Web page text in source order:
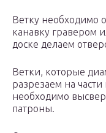
Ветку необходимо
канавку гравером
доске делаем
Ветки, которые
разрезаем на
необходимо
патроны.